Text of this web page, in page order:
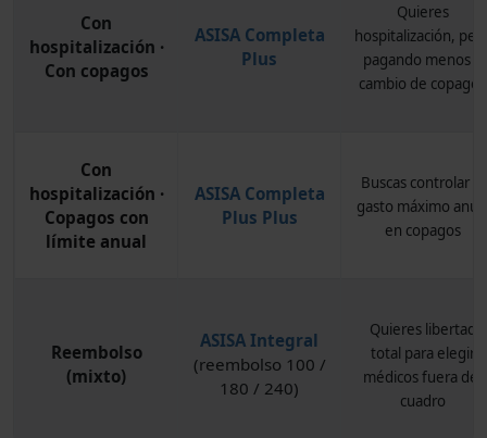
Con
hospitalización ·
Con copagos
ASISA Completa
Plus
Quieres
hospitalización,
pagando menos a
cambio de copagos
Con
hospitalización ·
Copagos con
límite anual
ASISA Completa
Plus Plus
Buscas controlar el
gasto máximo
en copagos
Reembolso
(mixto)
ASISA Integral
(reembolso 100 /
180 / 240)
Quieres libertad
total para elegir
médicos fuera del
cuadro